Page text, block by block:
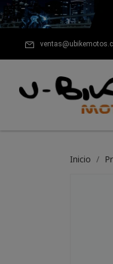
ventas@ubikemotos.cl
Inicio